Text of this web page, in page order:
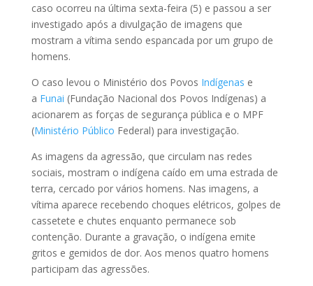
caso ocorreu na última sexta-feira (5) e passou a ser
investigado após a divulgação de imagens que
mostram a vítima sendo espancada por um grupo de
homens.
O caso levou o Ministério dos Povos Indígenas e
a Funai (Fundação Nacional dos Povos Indígenas) a
acionarem as forças de segurança pública e o MPF
(Ministério Público Federal) para investigação.
As imagens da agressão, que circulam nas redes
sociais, mostram o indígena caído em uma estrada de
terra, cercado por vários homens. Nas imagens, a
vítima aparece recebendo choques elétricos, golpes de
cassetete e chutes enquanto permanece sob
contenção. Durante a gravação, o indígena emite
gritos e gemidos de dor. Aos menos quatro homens
participam das agressões.